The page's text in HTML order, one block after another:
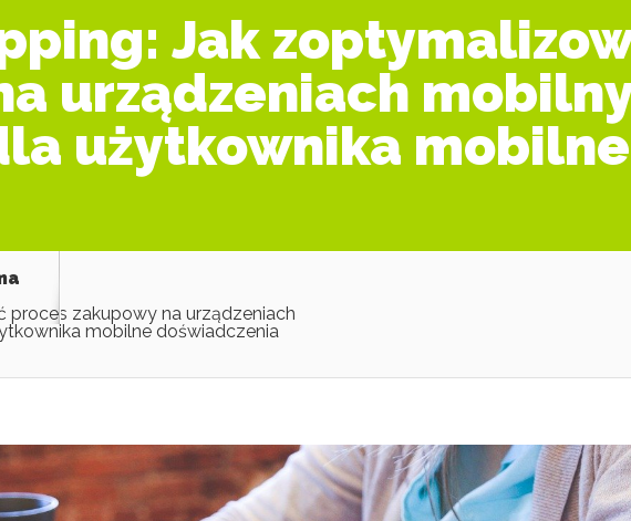
Jak
urządzeniach
użytkownika
zakupowy na urządzeniach
mobilne doświadczenia